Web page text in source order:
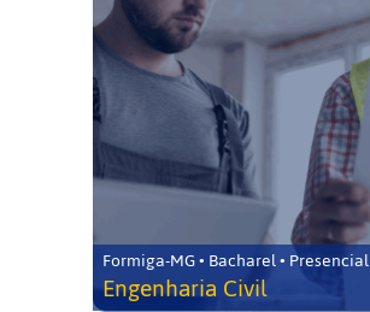
Formiga-MG • Bacharel • Presencial
Engenharia Civil